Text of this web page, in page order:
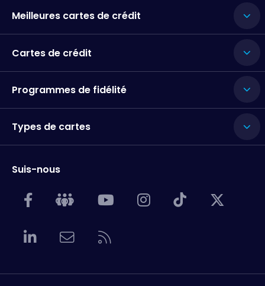
Meilleures cartes de crédit
Cartes de crédit
Programmes de fidélité
Types de cartes
Suis-nous